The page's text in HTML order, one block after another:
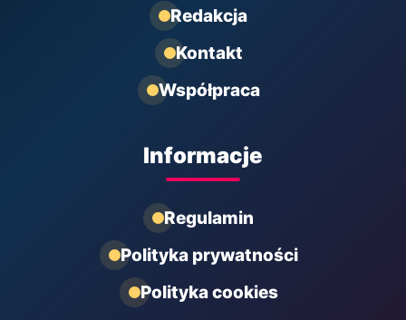
Redakcja
Kontakt
Współpraca
Informacje
Regulamin
Polityka prywatności
Polityka cookies